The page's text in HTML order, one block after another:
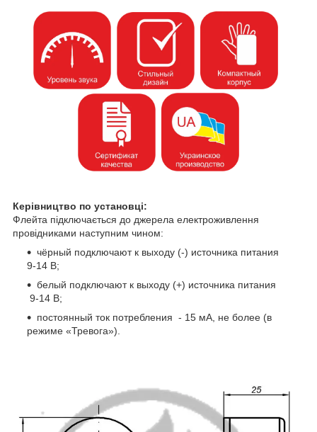
Керівництво по установці:
Флейта підключається до джерела електроживлення
провідниками наступним чином:
чёрный подключают к выходу (-) источника питания
9-14 В;
белый подключают к выходу (+) источника питания
9-14 В;
постоянный ток потребления - 15 мА, не более (в
режиме «Тревога»).